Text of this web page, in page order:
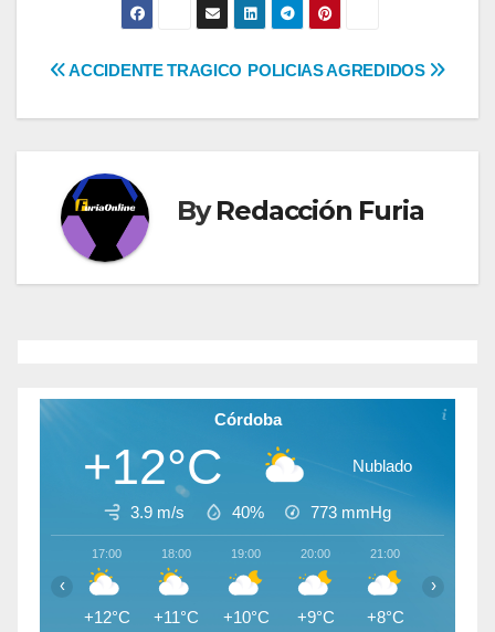
Navegación
de
entradas
POLICIAS AGREDIDOS
ACCIDENTE TRAGICO
ByRedacción Furia
Córdoba
+12°C Nublado
3.9 m/s 40% 773 mmHg
17:00
+12°C
18:00
+11°C
19:00
+10°C
20:00
+9°C
21:00
+8°C
‹ ›